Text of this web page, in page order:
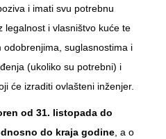
i imati svu potrebnu
legalnost i vlasništvo kuće te
suglasnostima i
(ukoliko su potrebni) i
će izraditi ovlašteni inženjer.
od 31. listopada do
do kraja godine , a o